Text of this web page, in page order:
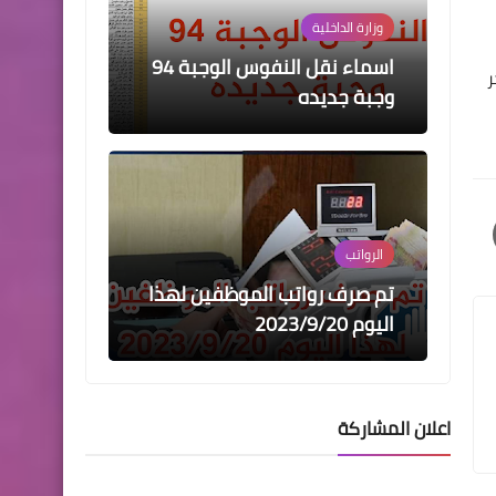
وزارة الداخلية
اسماء نقل النفوس الوجبة 94
وجبة جديده
الرواتب
تم صرف رواتب الموظفين لهذا
اليوم 2023/9/20
اسماء االرعاية الاجتماعية
اعلان المشاركة